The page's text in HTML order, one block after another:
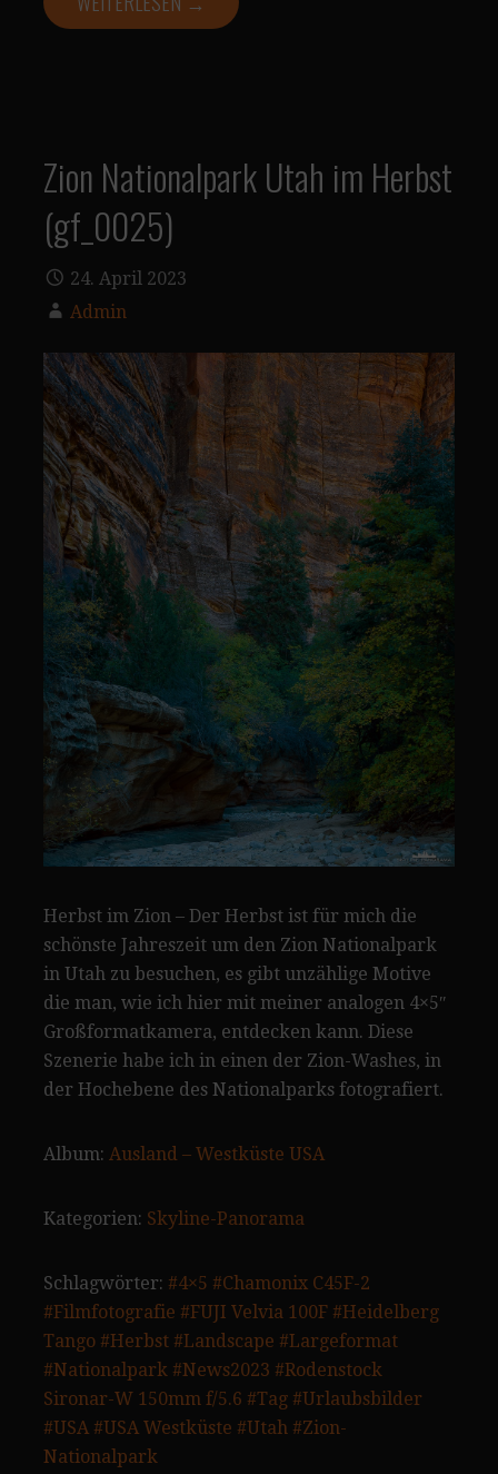
Zion Nationalpark Utah im Herbst
(gf_0025)
24. April 2023
Admin
Herbst im Zion – Der Herbst ist für mich die
schönste Jahreszeit um den Zion Nationalpark
in Utah zu besuchen, es gibt unzählige Motive
die man, wie ich hier mit meiner analogen 4×5″
Großformatkamera, entdecken kann. Diese
Szenerie habe ich in einen der Zion-Washes, in
der Hochebene des Nationalparks fotografiert.
Album: Ausland – Westküste USA
Kategorien: Skyline-Panorama
Schlagwörter: #4×5 #Chamonix C45F-2
#Filmfotografie #FUJI Velvia 100F #Heidelberg
Tango #Herbst #Landscape #Largeformat
#Nationalpark #News2023 #Rodenstock
Sironar-W 150mm f/5.6 #Tag #Urlaubsbilder
#USA #USA Westküste #Utah #Zion-
Nationalpark